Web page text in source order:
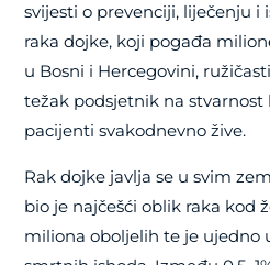
svijesti o prevenciji, liječenju i
raka dojke, koji pogađa
u Bosni i Hercegovini,
težak podsjetnik na
pacijenti svakodnevno žive.
Rak dojke javlja se u svim
bio je najčešći oblik raka kod
miliona oboljelih te je ujedno